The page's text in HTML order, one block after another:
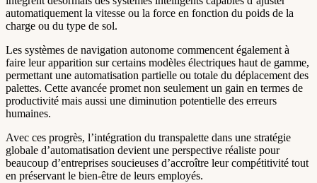
automatiquement la vitesse ou la force en fonction du poids de la
charge ou du type de sol.
Les systèmes de navigation autonome commencent également à
faire leur apparition sur certains modèles électriques haut de gamme,
permettant une automatisation partielle ou totale du déplacement des
palettes. Cette avancée promet non seulement un gain en termes de
productivité mais aussi une diminution potentielle des erreurs
humaines.
Avec ces progrès, l’intégration du transpalette dans une stratégie
globale d’automatisation devient une perspective réaliste pour
beaucoup d’entreprises soucieuses d’accroître leur compétitivité tout
en préservant le bien-être de leurs employés.